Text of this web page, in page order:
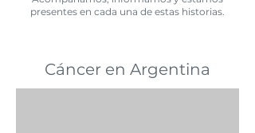
presentes en cada una de estas historias.
Cáncer en Argentina